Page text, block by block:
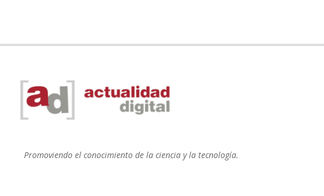
Promoviendo el conocimiento de la ciencia y la tecnología.